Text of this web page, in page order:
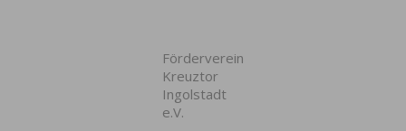
Förderverein
Kreuztor
Ingolstadt
e.V.